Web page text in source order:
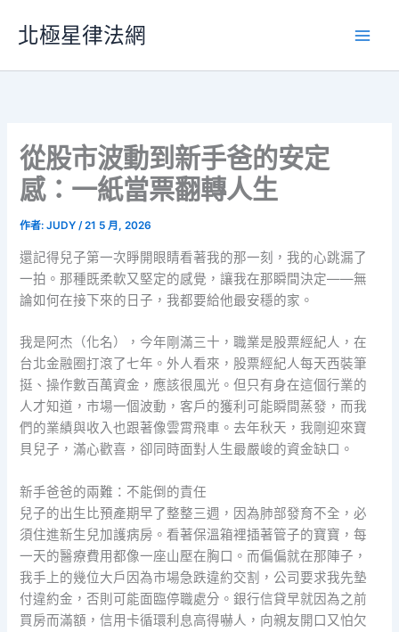
要
北極星律法網
從股市波動到新手爸的安定
感：一紙當票翻轉人生
作者:JUDY/21 5 月, 2026
還記得兒子第一次睜開眼睛看著我的那一刻，我的心跳漏了
一拍。那種既柔軟又堅定的感覺，讓我在那瞬間決定——無
論如何在接下來的日子，我都要給他最安穩的家。
我是阿杰（化名），今年剛滿三十，職業是股票經紀人，在
台北金融圈打滾了七年。外人看來，股票經紀人每天西裝筆
挺、操作數百萬資金，應該很風光。但只有身在這個行業的
人才知道，市場一個波動，客戶的獲利可能瞬間蒸發，而我
們的業績與收入也跟著像雲霄飛車。去年秋天，我剛迎來寶
貝兒子，滿心歡喜，卻同時面對人生最嚴峻的資金缺口。
新手爸爸的兩難：不能倒的責任
兒子的出生比預產期早了整整三週，因為肺部發育不全，必
須住進新生兒加護病房。看著保溫箱裡插著管子的寶寶，每
一天的醫療費用都像一座山壓在胸口。而偏偏就在那陣子，
我手上的幾位大戶因為市場急跌違約交割，公司要求我先墊
付違約金，否則可能面臨停職處分。銀行信貸早就因為之前
買房而滿額，信用卡循環利息高得嚇人，向親友開口又怕欠